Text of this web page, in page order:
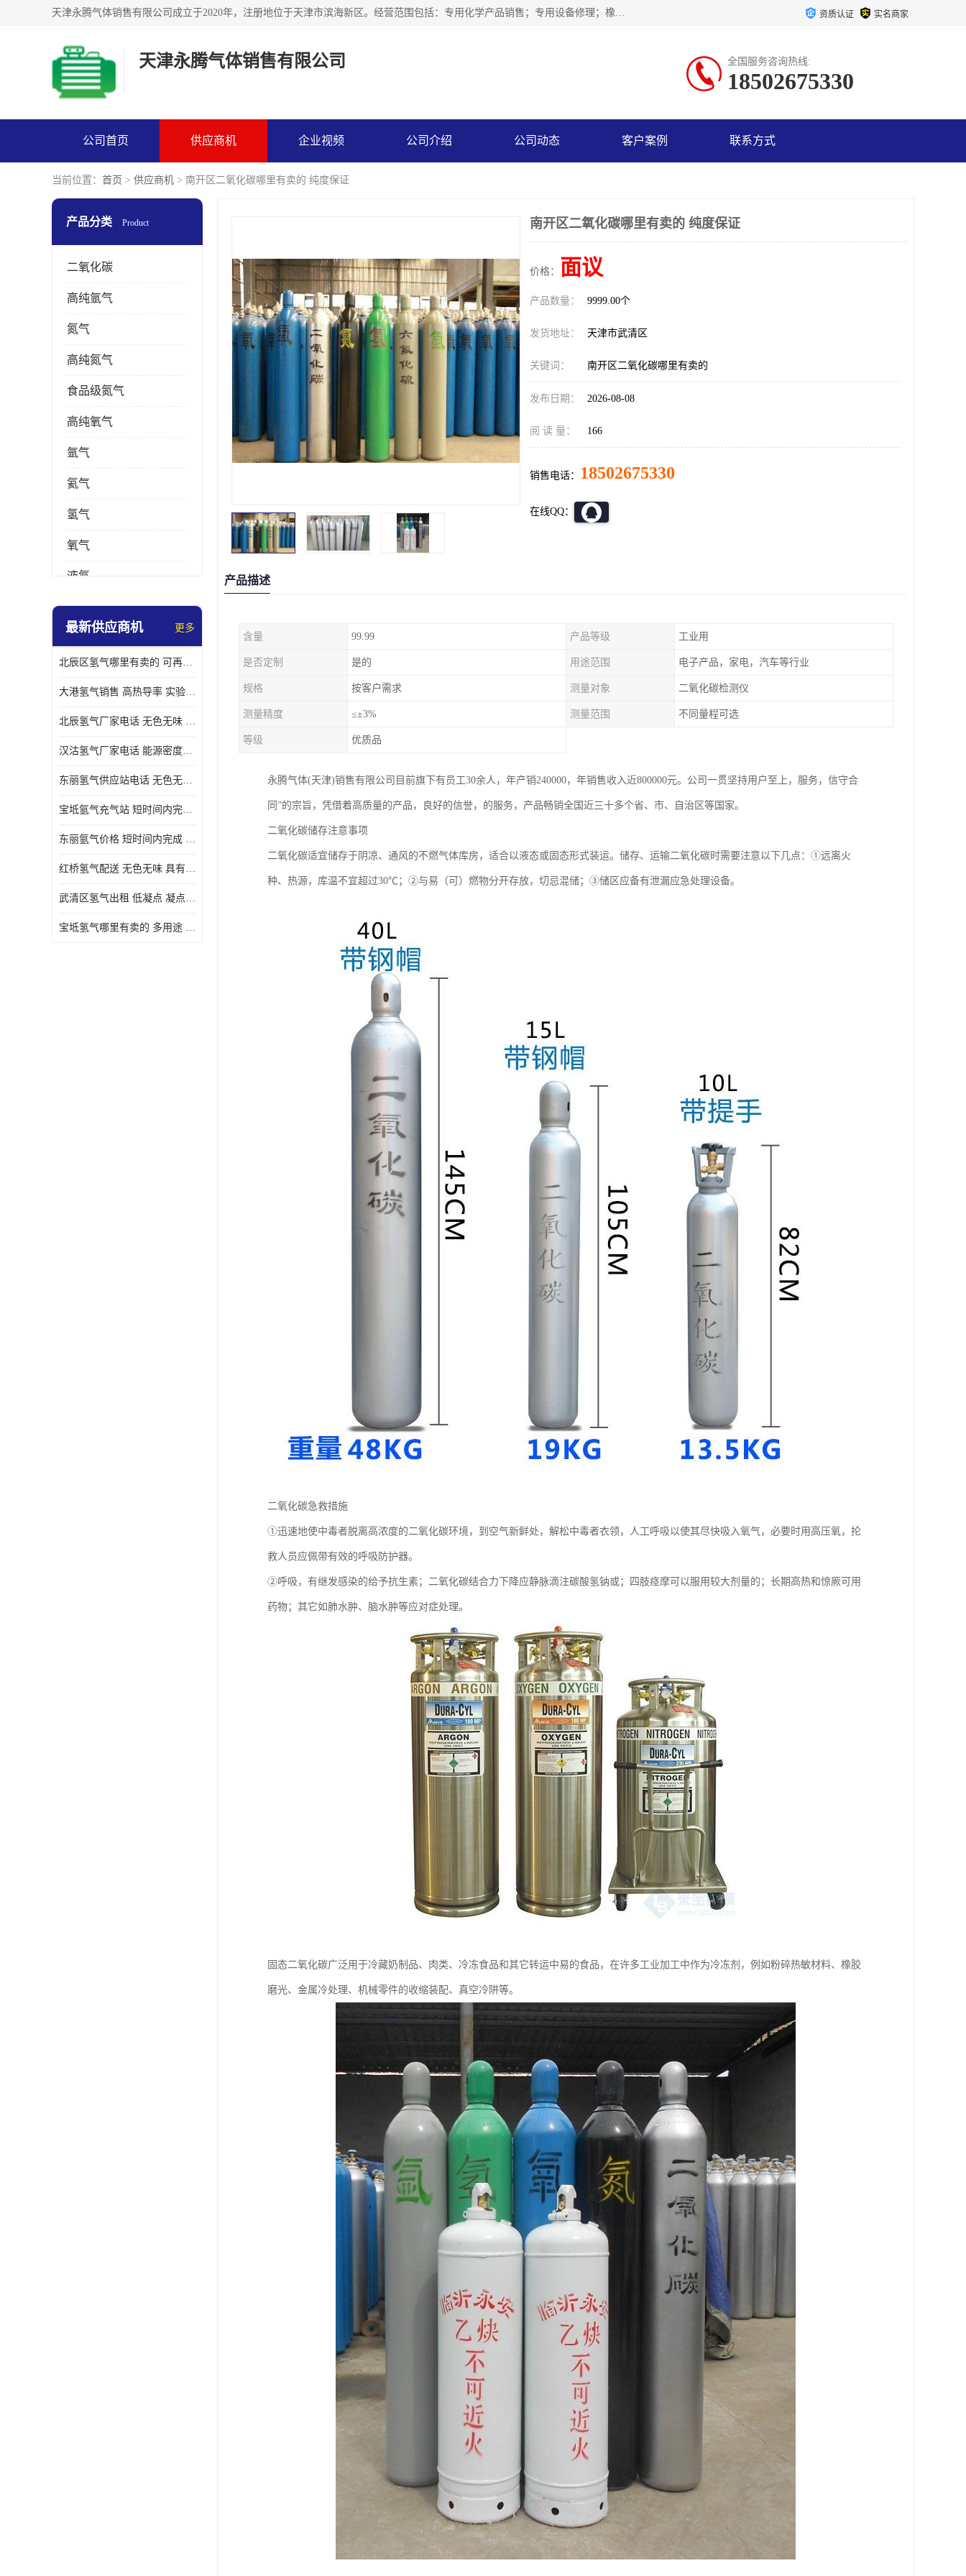
天津永腾气体销售有限公司成立于2020年，注册地位于天津市滨海新区。经营范围包括：专用化学产品销售；专用设备修理；橡胶制品销售；气体压缩机械销售；特种设备销售；仪器仪表销售；机械设备租赁；五金产品批发；食品添加剂销售等，主要供应：氧气、乙炔、氮气、氩气、氢气、氦气、液氨、液氮、一氧化碳、二氧化碳等，各种工业气体，高纯气体，食品级气体。 资质认证 实名商家
天津永腾气体销售有限公司 全国服务咨询热线:
18502675330
公司首页 供应商机 企业视频 公司介绍 公司动态 客户案例 联系方式
当前位置： 首页 > 供应商机 > 南开区二氧化碳哪里有卖的 纯度保证
产品分类 Product
二氧化碳
高纯氩气
氮气
高纯氮气
食品级氮气
高纯氧气
氩气
氦气
氢气
氧气
液氮
乙炔
最新供应商机 更多
北辰区氢气哪里有卖的 可再生 实验室应用
大港氢气销售 高热导率 实验室应用
北辰氢气厂家电话 无色无味 凝点为-259
汉沽氢气厂家电话 能源密度高 储存和传输便利
东丽氢气供应站电话 无色无味 储存和传输便利
宝坻氩气充气站 短时间内完成 人员经过培训
东丽氩气价格 短时间内完成 物流管理优良
红桥氢气配送 无色无味 具有较低的密度
武清区氢气出租 低凝点 凝点为-259
宝坻氢气哪里有卖的 多用途 可以在空气中上升
南开区二氧化碳哪里有卖的 纯度保证
价格： 面议
产品数量： 9999.00个
发货地址： 天津市武清区
关键词： 南开区二氧化碳哪里有卖的
发布日期： 2026-08-08
阅 读 量： 166
销售电话： 18502675330
在线QQ：
产品描述
含量 99.99 产品等级 工业用
是否定制 是的 用途范围 电子产品，家电，汽车等行业
规格 按客户需求 测量对象 二氧化碳检测仪
测量精度 ≤±3% 测量范围 不同量程可选
等级 优质品
永腾气体(天津)销售有限公司目前旗下有员工30余人，年产销240000，年销售收入近800000元。公司一贯坚持用户至上，服务，信守合
同”的宗旨，凭借着高质量的产品，良好的信誉，的服务，产品畅销全国近三十多个省、市、自治区等国家。
二氧化碳储存注意事项
二氧化碳适宜储存于阴凉、通风的不燃气体库房，适合以液态或固态形式装运。储存、运输二氧化碳时需要注意以下几点：①远离火
种、热源，库温不宜超过30℃；②与易（可）燃物分开存放，切忌混储；③储区应备有泄漏应急处理设备。
二氧化碳急救措施
①迅速地使中毒者脱离高浓度的二氧化碳环境，到空气新鲜处，解松中毒者衣领，人工呼吸以使其尽快吸入氧气，必要时用高压氧，抡
救人员应佩带有效的呼吸防护器。
②呼吸，有继发感染的给予抗生素；二氧化碳结合力下降应静脉滴注碳酸氢钠或；四肢痉摩可以服用较大剂量的；长期高热和惊厥可用
药物；其它如肺水肿、脑水肿等应对症处理。
固态二氧化碳广泛用于冷藏奶制品、肉类、冷冻食品和其它转运中易的食品，在许多工业加工中作为冷冻剂，例如粉碎热敏材料、橡胶
磨光、金属冷处理、机械零件的收缩装配、真空冷阱等。